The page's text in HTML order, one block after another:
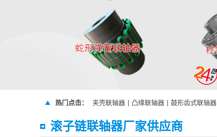
热门点击： 夹壳联轴器 凸缘联轴器 鼓形齿式联轴器
滚子链联轴器厂家供应商